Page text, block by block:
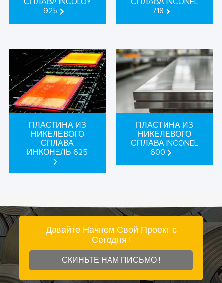
СПЛАВА INCOLOY
925
СПЛАВА INCONEL
718
ПЛАСТИНА ИЗ
НИКЕЛЕВОГО
СПЛАВА
ИНКОНЕЛЬ 625
ПЛАСТИНА ИЗ
НИКЕЛЕВОГО
СПЛАВА INCONEL
600
Давайте Начнем Свой Проект с
Сегодня !
СКИНЬТЕ НАМ ПИСЬМО !